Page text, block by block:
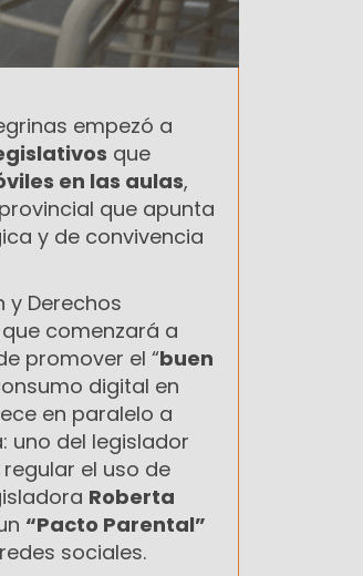
empezó a
que
en las aulas,
que apunta
y de convivencia
y Derechos
comenzará a
promover el “buen
digital en
en paralelo a
uno del legislador
el uso de
Roberta
“Pacto Parental”
sociales.